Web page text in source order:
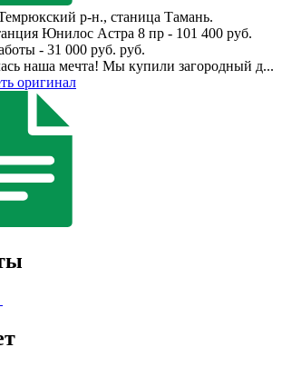
р-н., станица Тамань.
Юнилос Астра 8 пр - 101 400 руб.
- 31 000 руб. руб.
наша мечта! Мы купили загородный д...
оригинал